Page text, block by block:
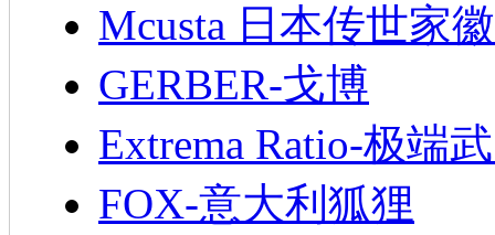
Mcusta 日本传世家徽
GERBER-戈博
Extrema Ratio-极端
FOX-意大利狐狸